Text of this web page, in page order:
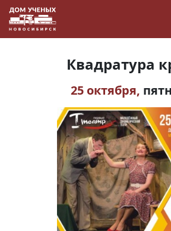
Новости
Наука
О Доме
Виртуальный
Квадратура
25 октября,